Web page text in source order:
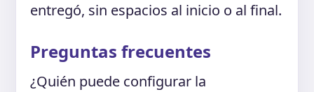
entregó, sin espacios al inicio o al final.
Preguntas frecuentes
¿Quién puede configurar la